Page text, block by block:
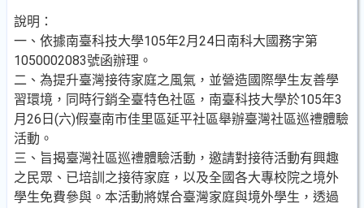
說明：
一、依據南臺科技大學105年2月24日南科大國務字第
1050002083號函辦理。
二、為提升臺灣接待家庭之風氣，並營造國際學生友善學
習環境，同時行銷全臺特色社區，南臺科技大學於105年3
月26日(六)假臺南市佳里區延平社區舉辦臺灣社區巡禮體驗
活動。
三、旨揭臺灣社區巡禮體驗活動，邀請對接待活動有興趣
之民眾、已培訓之接待家庭，以及全國各大專校院之境外
學生免費參與。本活動將媒合臺灣家庭與境外學生，透過